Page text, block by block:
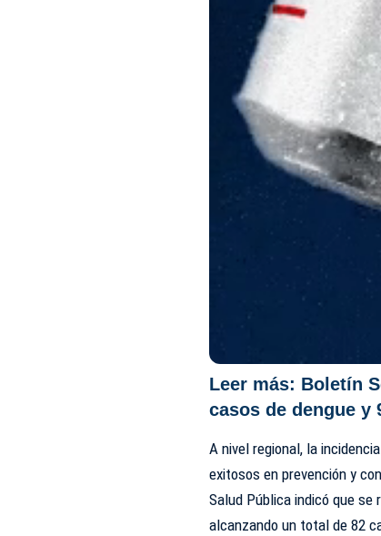
Leer más: Boletín
casos de dengue y
A nivel regional, la
exitosos en prevención y
Salud Pública indicó que
alcanzando un total de 82